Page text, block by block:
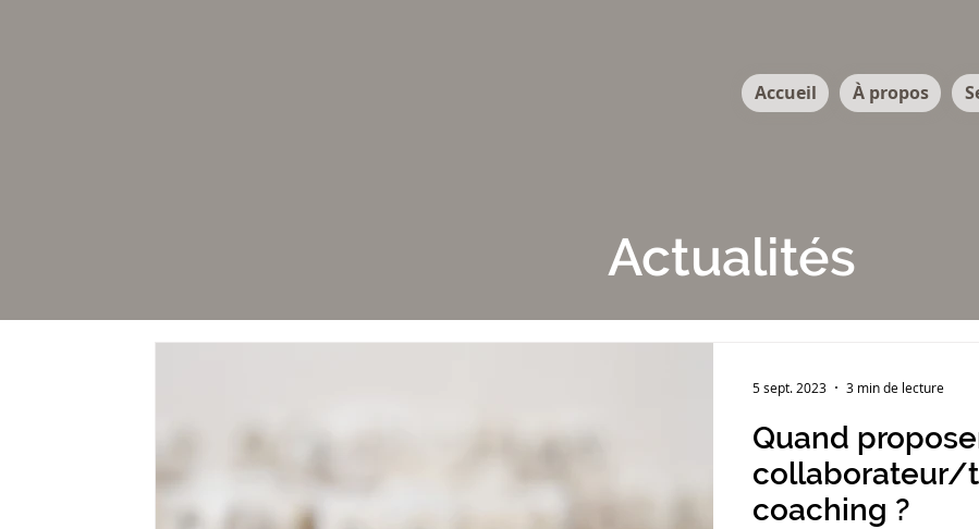
Accueil À propos
Actualités
Quand
collaborateur/
coaching ?
5 sept. 2023 3 min de lecture